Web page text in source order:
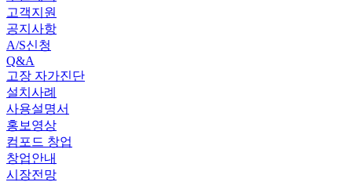
고객지원
공지사항
A/S신청
Q&A
고장 자가진단
설치사례
사용설명서
홍보영상
컴포드 창업
창업안내
시장전망